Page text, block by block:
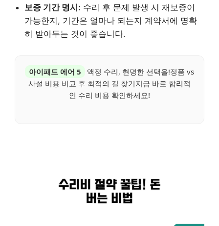
보증 기간 명시: 수리 후 문제 발생 시 재보증이
가능한지, 기간은 얼마나 되는지 계약서에 명확
히 받아두는 것이 좋습니다.
아이패드 에어 5
액정 수리, 현명한 선택을!정품 vs
사설 비용 비교 후 최적의 길 찾기지금 바로 합리적
인 수리 비용 확인하세요!